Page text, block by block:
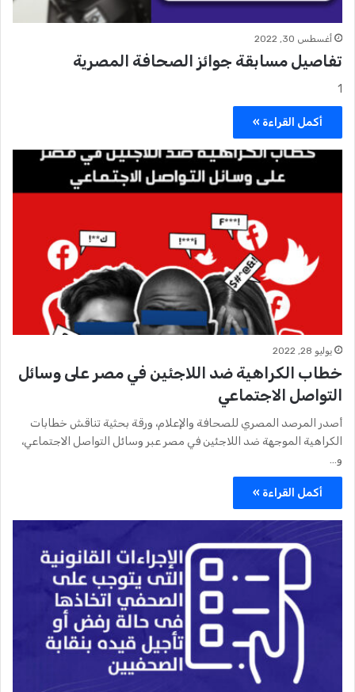
أغسطس 30, 2022
تفاصيل مسابقة جوائز الصحافة المصرية
1
أكمل القراءة »
يوليو 28, 2022
خطاب الكراهية ضد اللاجئين في مصر على وسائل
التواصل الاجتماعي
أصدر المرصد المصري للصحافة والإعلام، ورقة بحثية تناقش خطابات
الكراهية الموجهة ضد اللاجئين في مصر عبر وسائل التواصل الاجتماعي،
و…
أكمل القراءة »